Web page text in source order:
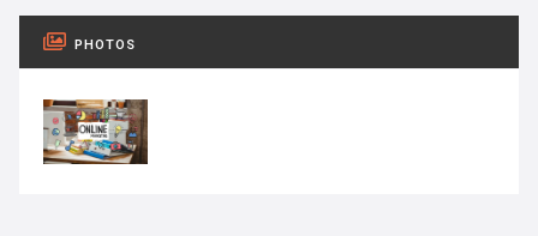
PHOTOS